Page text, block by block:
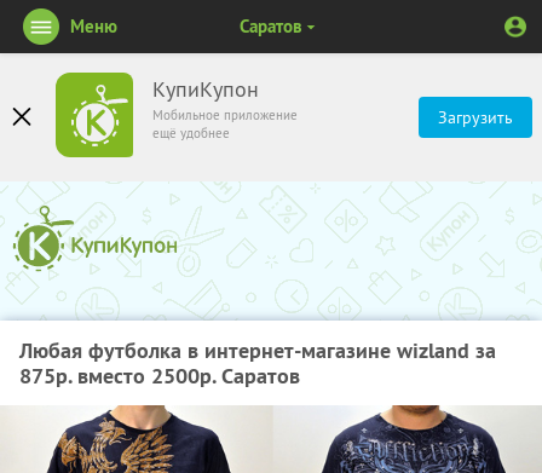
КупиКупон
Мобильное приложение
ещё удобнее
Загрузить
Меню Саратов
Любая футболка в интернет-магазине wizland за
875р. вместо 2500р. Саратов